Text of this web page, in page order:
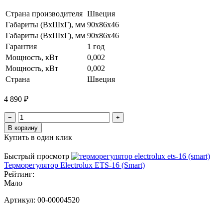
Страна производителя Швеция
Габариты (ВхШхГ), мм 90x86x46
Габариты (ВxШxГ), мм 90x86x46
Гарантия
1 год
Мощность, кВт
0,002
Мощность, кВт
0,002
Страна
Швеция
4 890 ₽
−
+
В корзину
Купить в один клик
Быстрый просмотр
Терморегулятор Electrolux ETS-16 (Smart)
Рейтинг:
Мало
Артикул: 00-00004520